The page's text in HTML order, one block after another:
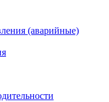
(аварийные)